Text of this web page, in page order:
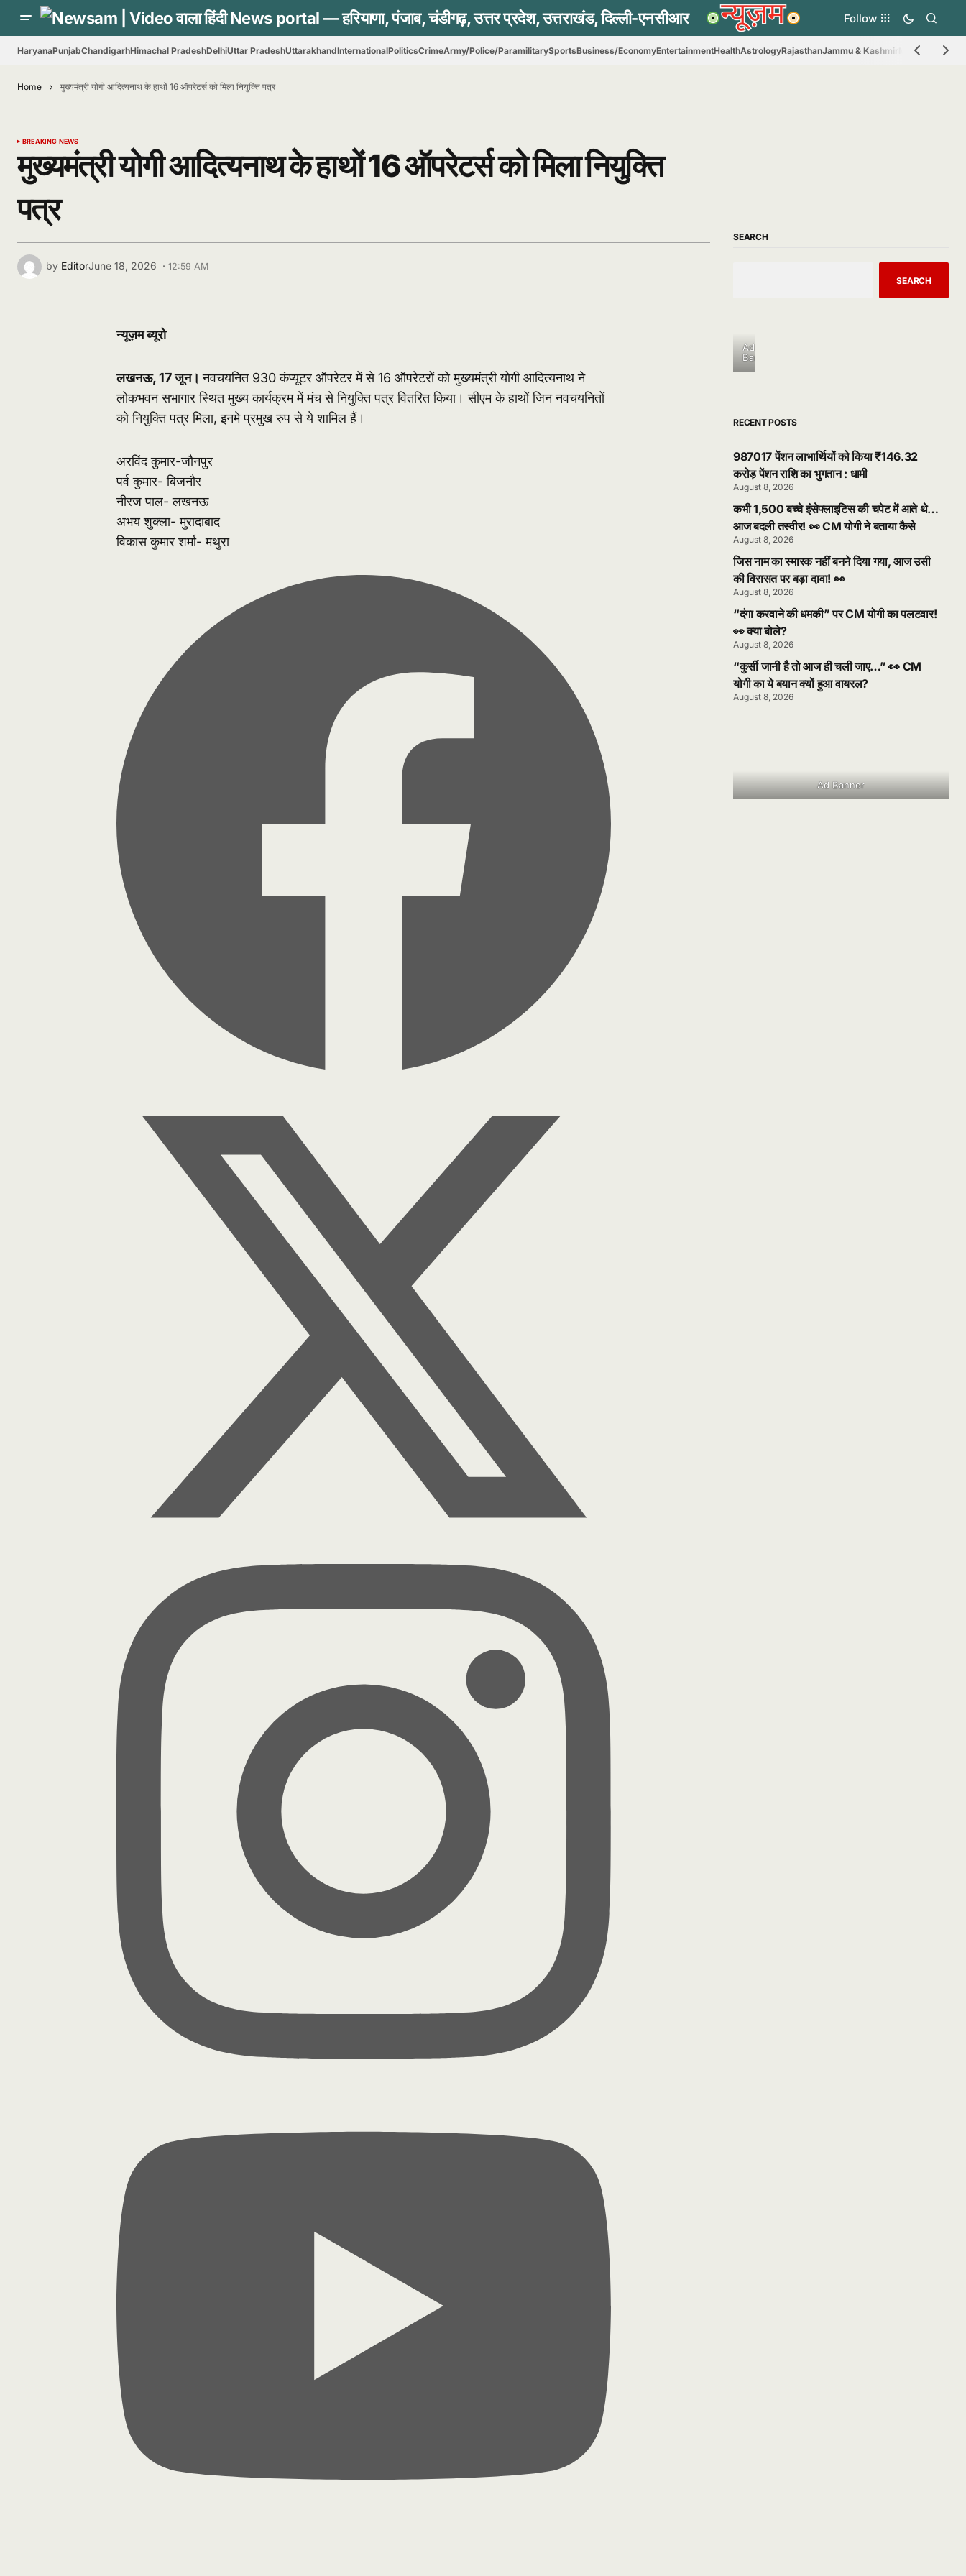
Follow
HaryanaPunjabChandigarhHimachal PradeshDelhiUttar PradeshUttarakhandInternationalPoliticsCrimeArmy/Police/ParamilitarySportsBusiness/EconomyEntertainmentHealthAstrologyRajasthanJammu & Kashmir Madhya
Home मुख्यमंत्री योगी आदित्यनाथ के हाथों 16 ऑपरेटर्स को मिला नियुक्ति पत्र
BREAKING NEWS
मुख्यमंत्री योगी आदित्यनाथ के हाथों 16 ऑपरेटर्स को मिला नियुक्ति
पत्र
by EditorJune 18, 2026 · 12:59 AM
न्यूज़म ब्यूरो
लखनऊ, 17 जून।नवचयनित 930 कंप्यूटर ऑपरेटर में से 16 ऑपरेटरों को मुख्यमंत्री योगी आदित्यनाथ ने
लोकभवन सभागार स्थित मुख्य कार्यक्रम में मंच से नियुक्ति पत्र वितरित किया। सीएम के हाथों जिन नवचयनितों
को नियुक्ति पत्र मिला, इनमे प्रमुख रुप से ये शामिल हैं।
अरविंद कुमार-जौनपुर
पर्व कुमार- बिजनौर
नीरज पाल- लखनऊ
अभय शुक्ला- मुरादाबाद
विकास कुमार शर्मा- मथुरा
SEARCH
SEARCH
Ad
Banner
RECENT POSTS
987017 पेंशन लाभार्थियों को किया ₹146.32
करोड़ पेंशन राशि का भुगतान : धामी
August 8, 2026
कभी 1,500 बच्चे इंसेफ्लाइटिस की चपेट में आते थे…
आज बदली तस्वीर! 👀 CM योगी ने बताया कैसे
August 8, 2026
जिस नाम का स्मारक नहीं बनने दिया गया, आज उसी
की विरासत पर बड़ा दावा! 👀
August 8, 2026
“दंगा करवाने की धमकी” पर CM योगी का पलटवार!
👀 क्या बोले?
August 8, 2026
“कुर्सी जानी है तो आज ही चली जाए…” 👀 CM
योगी का ये बयान क्यों हुआ वायरल?
August 8, 2026
Ad Banner